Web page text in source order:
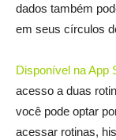
dados também
em seus círculos
Disponível na App
acesso a duas
você pode optar
acessar rotinas,